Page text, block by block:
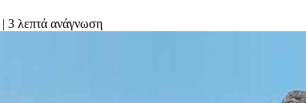
| 3 λεπτά ανάγνωση